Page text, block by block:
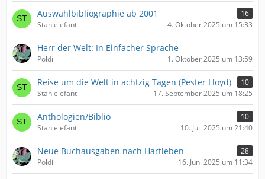
Auswahlbibliographie ab 2001
16
Stahlelefant
4. Oktober 2025 um 15:33
Herr der Welt: In Einfacher Sprache
Poldi 1. Oktober 2025 um 13:59
Reise um die Welt in achtzig Tagen (Pester Lloyd)
10
Stahlelefant
17. September 2025 um 18:25
Anthologien/Biblio
10
Stahlelefant
10. Juli 2025 um 21:40
Neue Buchausgaben nach Hartleben
28
Poldi
16. Juni 2025 um 11:34